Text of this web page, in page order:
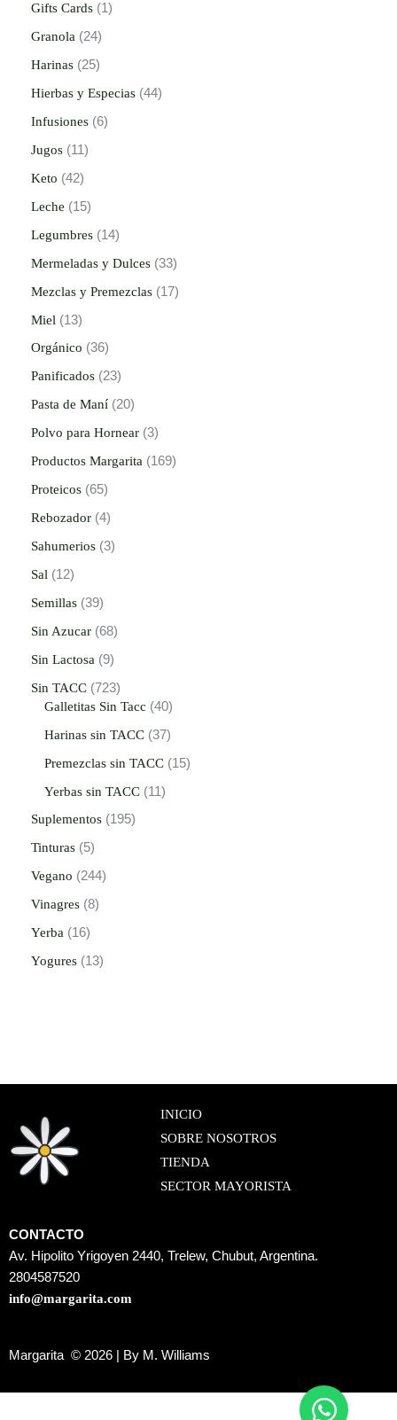
Gifts Cards
1
Granola
24
Harinas
25
Hierbas y Especias 44
Infusiones 6
Jugos
11
Keto
42
Leche
15
Legumbres
14
Mermeladas y Dulces 33
Mezclas y Premezclas
17
Miel
13
Orgánico
36
Panificados 23
Pasta de Maní 20
Polvo para Hornear 3
Productos Margarita
169
Proteicos 65
Rebozador 4
Sahumerios 3
Sal
12
Semillas 39
Sin Azucar 68
Sin Lactosa
9
Sin TACC 723
Galletitas Sin Tacc
40
Harinas sin TACC 37
Premezclas sin TACC
15
Yerbas sin TACC
11
Suplementos
195
Tinturas
5
Vegano
244
Vinagres 8
Yerba
16
Yogures
13
INICIO
SOBRE NOSOTROS
TIENDA
SECTOR MAYORISTA
CONTACTO
Av. Hipolito Yrigoyen 2440, Trelew, Chubut, Argentina.
2804587520
info@margarita.com
Margarita © 2026 | By M. Williams